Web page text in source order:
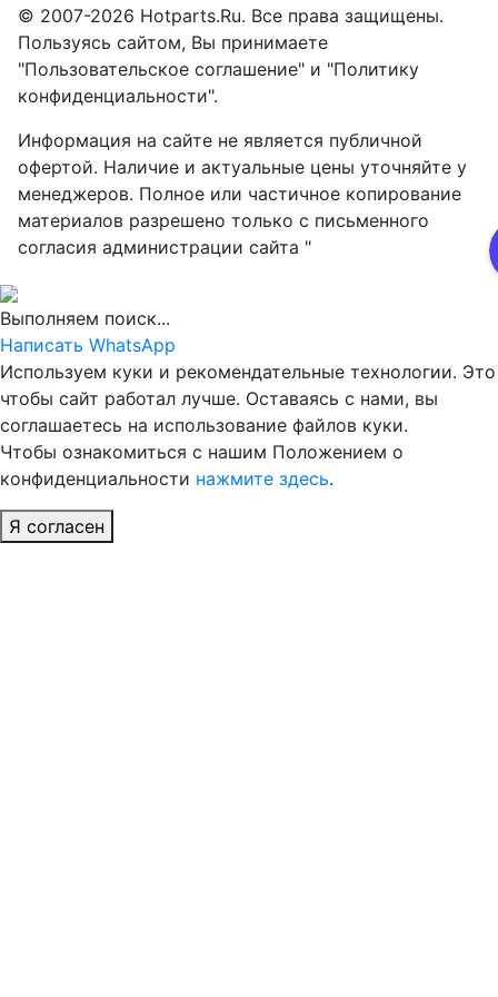
© 2007-2026 Hotparts.Ru. Все права защищены.
Пользуясь сайтом, Вы принимаете
"Пользовательское соглашение" и "Политику
конфиденциальности".
Информация на сайте не является публичной
офертой. Наличие и актуальные цены уточняйте у
менеджеров. Полное или частичное копирование
материалов разрешено только с письменного
согласия администрации сайта "
Выполняем поиск...
Написать WhatsApp
Используем куки и рекомендательные технологии. Это
чтобы сайт работал лучше. Оставаясь с нами, вы
соглашаетесь на использование файлов куки.
Чтобы ознакомиться с нашим Положением о
конфиденциальности нажмите здесь.
Я согласен